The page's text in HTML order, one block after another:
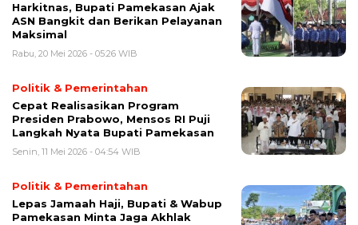
Harkitnas, Bupati Pamekasan Ajak
ASN Bangkit dan Berikan Pelayanan
Maksimal
Rabu, 20 Mei 2026 - 05:26 WIB
Politik & Pemerintahan
Cepat Realisasikan Program
Presiden Prabowo, Mensos RI Puji
Langkah Nyata Bupati Pamekasan
Senin, 11 Mei 2026 - 04:54 WIB
Politik & Pemerintahan
Lepas Jamaah Haji, Bupati & Wabup
Pamekasan Minta Jaga Akhlak